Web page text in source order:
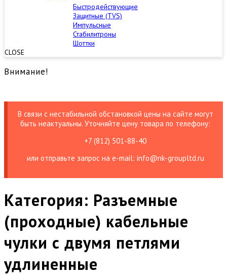
Быстродействующие
Защитные (TVS)
Импульсные
Стабилитроны
Шоттки
CLOSE
Внимание!
В связи с нестабильной обстановкой цены на сайте могут
быть неактуальны. Уточняйте цену товара по телефону:
+7 (812) 501-88-40
или отправьте запрос на е-mail: info@nk-groupltd.ru
Категория: Разъемные
(проходные) кабельные
чулки с двумя петлями
удлиненные